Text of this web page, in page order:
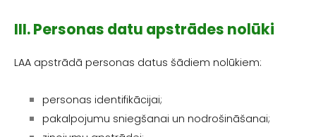
III. Personas datu apstrādes nolūki
LAA apstrādā personas datus šādiem nolūkiem:
personas identifikācijai;
pakalpojumu sniegšanai un nodrošināšanai;